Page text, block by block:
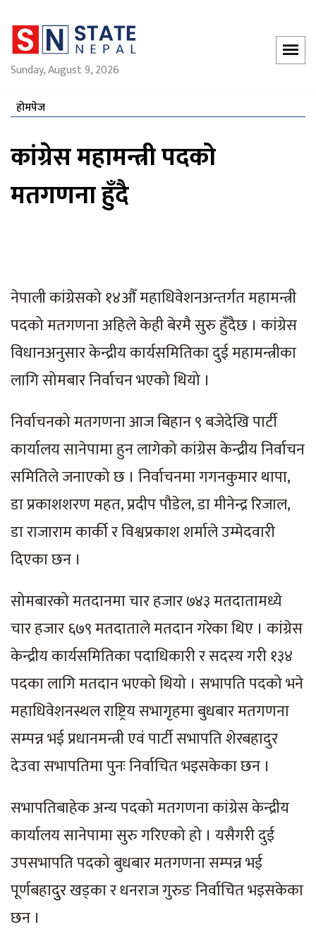
Sunday, August 9, 2026
होमपेज
कांग्रेस महामन्त्री पदको
मतगणना हुँदै
नेपाली कांग्रेसको १४औँ महाधिवेशनअन्तर्गत महामन्त्री
पदको मतगणना अहिले केही बेरमै सुरु हुँदैछ । कांग्रेस
विधानअनुसार केन्द्रीय कार्यसमितिका दुई महामन्त्रीका
लागि सोमबार निर्वाचन भएको थियो ।
निर्वाचनको मतगणना आज बिहान ९ बजेदेखि पार्टी
कार्यालय सानेपामा हुन लागेको कांग्रेस केन्द्रीय निर्वाचन
समितिले जनाएको छ । निर्वाचनमा गगनकुमार थापा,
डा प्रकाशशरण महत, प्रदीप पौडेल, डा मीनेन्द्र रिजाल,
डा राजाराम कार्की र विश्वप्रकाश शर्माले उम्मेदवारी
दिएका छन ।
सोमबारको मतदानमा चार हजार ७४३ मतदातामध्ये
चार हजार ६७९ मतदाताले मतदान गरेका थिए । कांग्रेस
केन्द्रीय कार्यसमितिका पदाधिकारी र सदस्य गरी १३४
पदका लागि मतदान भएको थियो । सभापति पदको भने
महाधिवेशनस्थल राष्ट्रिय सभागृहमा बुधबार मतगणना
सम्पन्न भई प्रधानमन्त्री एवं पार्टी सभापति शेरबहादुर
देउवा सभापतिमा पुनः निर्वाचित भइसकेका छन ।
सभापतिबाहेक अन्य पदको मतगणना कांग्रेस केन्द्रीय
कार्यालय सानेपामा सुरु गरिएको हो । यसैगरी दुई
उपसभापति पदको बुधबार मतगणना सम्पन्न भई
पूर्णबहादुुर खड्का र धनराज गुरुङ निर्वाचित भइसकेका
छन ।